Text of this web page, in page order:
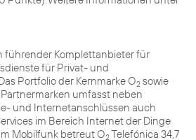
führender Komplettanbieter für
für Privat- und
Portfolio der Kernmarke O2 sowie
umfasst neben
und Internetanschlüssen auch
im Bereich Internet der Dinge
Mobilfunk betreut O2Telefónica 34,7